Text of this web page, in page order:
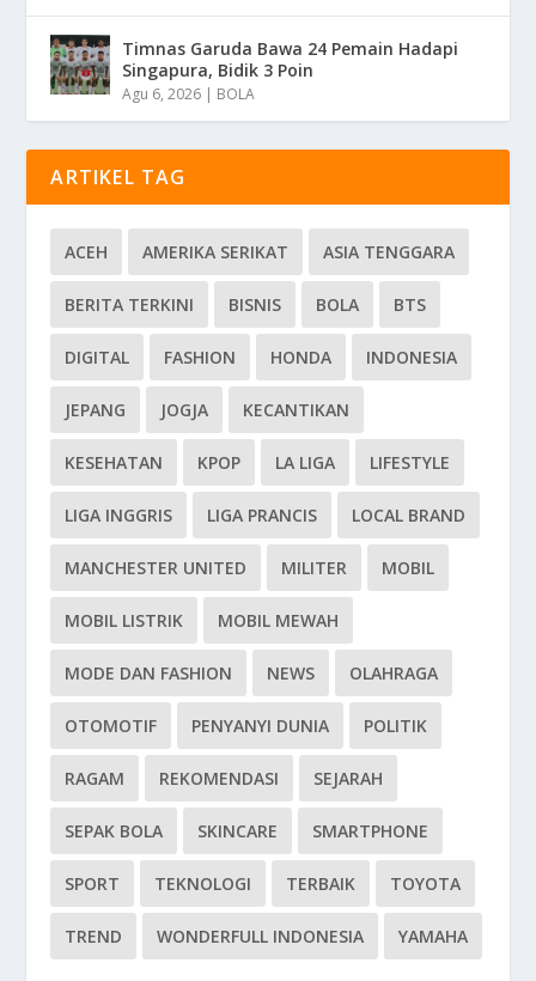
Timnas Garuda Bawa 24 Pemain Hadapi
Singapura, Bidik 3 Poin
Agu 6, 2026 | BOLA
ARTIKEL TAG
ACEH AMERIKA SERIKAT ASIA TENGGARA
BERITA TERKINI BISNIS BOLA BTS
DIGITAL FASHION HONDA INDONESIA
JEPANG JOGJA KECANTIKAN
KESEHATAN KPOP LA LIGA LIFESTYLE
LIGA INGGRIS LIGA PRANCIS LOCAL BRAND
MANCHESTER UNITED MILITER MOBIL
MOBIL LISTRIK MOBIL MEWAH
MODE DAN FASHION NEWS OLAHRAGA
OTOMOTIF PENYANYI DUNIA POLITIK
RAGAM REKOMENDASI SEJARAH
SEPAK BOLA SKINCARE SMARTPHONE
SPORT TEKNOLOGI TERBAIK TOYOTA
TREND WONDERFULL INDONESIA YAMAHA